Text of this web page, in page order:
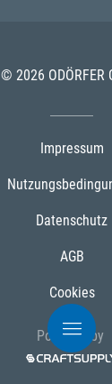
© 2026 ODÖRFER
Impressum
Datenschutz
AGB
Cookies
Powered by